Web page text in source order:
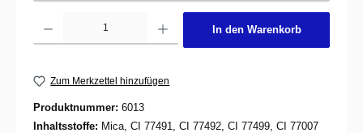
In den Warenkorb
Zum Merkzettel hinzufügen
Produktnummer: 6013
Inhaltsstoffe: Mica, CI 77491, CI 77492, CI 77499, CI 77007